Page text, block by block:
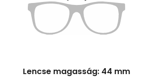
Lencse magasság: 44 mm